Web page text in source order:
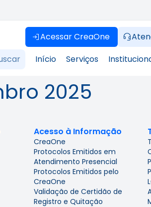
Acessar CreaOne
Início Serviços
2025
Acesso à Informação
CreaOne
Protocolos Emitidos em
Atendimento Presencial
Protocolos Emitidos pelo
CreaOne
Validação de Certidão de
Registro e Quitação